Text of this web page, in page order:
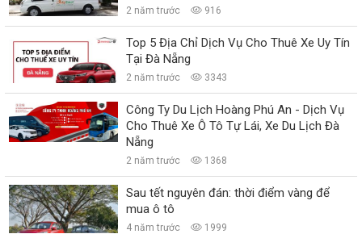
2 năm trước 916
Top 5 Địa Chỉ Dịch Vụ Cho Thuê Xe Uy Tín
Tại Đà Nẵng
2 năm trước 3343
Công Ty Du Lịch Hoàng Phú An - Dịch Vụ
Cho Thuê Xe Ô Tô Tự Lái, Xe Du Lịch Đà
Nẵng
2 năm trước 1368
Sau tết nguyên đán: thời điểm vàng để
mua ô tô
4 năm trước 1999